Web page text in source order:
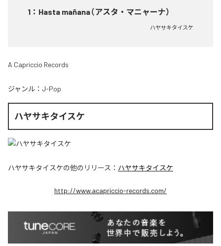
1 ： Hasta mañana（アスタ・マニャーナ）
ハヤサキタイスケ
A Capriccio Records
ジャンル： J-Pop
ハヤサキタイスケ
ハヤサキタイスケの他のリリース： ハヤサキタイスケ
http://www.acapriccio-records.com/